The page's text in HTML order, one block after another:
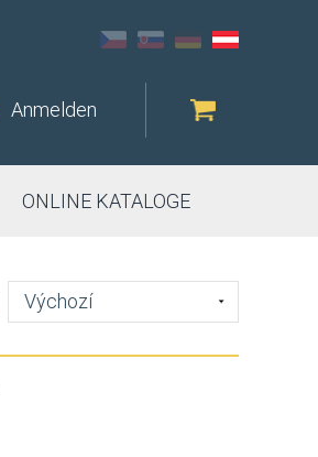
Anmelden
ONLINE KATALOGE
Výchozí